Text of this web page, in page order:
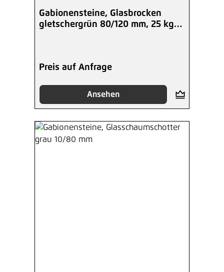
Gabionensteine, Glasbrocken
gletschergrün 80/120 mm, 25 kg
Preis auf Anfrage
Ansehen